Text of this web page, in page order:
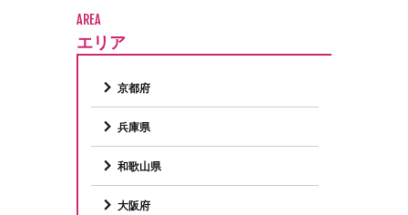
AREA
エリア
京都府
兵庫県
和歌山県
大阪府